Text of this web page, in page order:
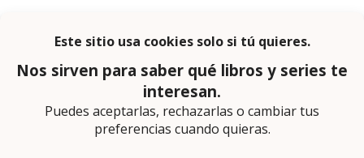
privacidad
En calidad de afiliado de Amazon obtengo
ingresos por las compras adscritas que